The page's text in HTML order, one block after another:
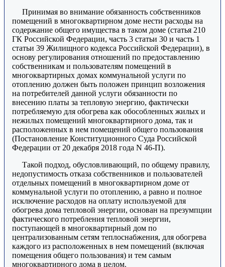
Принимая во внимание обязанность собственников
помещений в многоквартирном доме нести расходы на
содержание общего имущества в таком доме (статья 210
ГК Российской Федерации, часть 3 статьи 30 и часть 1
статьи 39 Жилищного кодекса Российской Федерации), в
основу регулирования отношений по предоставлению
собственникам и пользователям помещений в
многоквартирных домах коммунальной услуги по
отоплению должен быть положен принцип возложения
на потребителей данной услуги обязанности по
внесению платы за тепловую энергию, фактически
потребляемую для обогрева как обособленных жилых и
нежилых помещений многоквартирного дома, так и
расположенных в нем помещений общего пользования
(Постановление Конституционного Суда Российской
Федерации от 20 декабря 2018 года N 46-П).
Такой подход, обусловливающий, по общему правилу,
недопустимость отказа собственников и пользователей
отдельных помещений в многоквартирном доме от
коммунальной услуги по отоплению, а равно и полное
исключение расходов на оплату используемой для
обогрева дома тепловой энергии, основан на презумпции
фактического потребления тепловой энергии,
поступающей в многоквартирный дом по
централизованным сетям теплоснабжения, для обогрева
каждого из расположенных в нем помещений (включая
помещения общего пользования) и тем самым
многоквартирного дома в целом.